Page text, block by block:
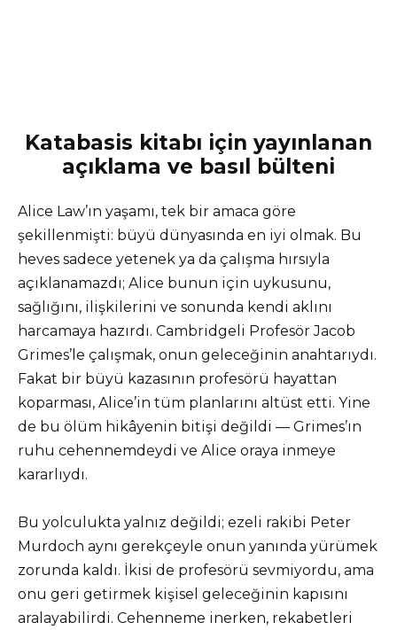
Katabasis kitabı için yayınlanan
açıklama ve basıl bülteni
Alice Law’ın yaşamı, tek bir amaca göre
şekillenmişti: büyü dünyasında en iyi olmak. Bu
heves sadece yetenek ya da çalışma hırsıyla
açıklanamazdı; Alice bunun için uykusunu,
sağlığını, ilişkilerini ve sonunda kendi aklını
harcamaya hazırdı. Cambridgeli Profesör Jacob
Grimes’le çalışmak, onun geleceğinin anahtarıydı.
Fakat bir büyü kazasının profesörü hayattan
koparması, Alice’in tüm planlarını altüst etti. Yine
de bu ölüm hikâyenin bitişi değildi — Grimes’ın
ruhu cehennemdeydi ve Alice oraya inmeye
kararlıydı.
Bu yolculukta yalnız değildi; ezeli rakibi Peter
Murdoch aynı gerekçeyle onun yanında yürümek
zorunda kaldı. İkisi de profesörü sevmiyordu, ama
onu geri getirmek kişisel geleceğinin kapısını
aralayabilirdi. Cehenneme inerken, rekabetleri